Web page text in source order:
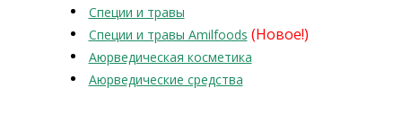
Специи и травы
Специи и травы Amilfoods (Новое!)
Аюрведическая косметика
Аюрведические средства